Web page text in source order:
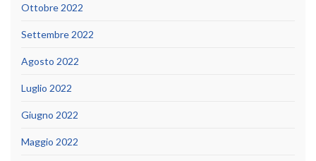
Ottobre 2022
Settembre 2022
Agosto 2022
Luglio 2022
Giugno 2022
Maggio 2022